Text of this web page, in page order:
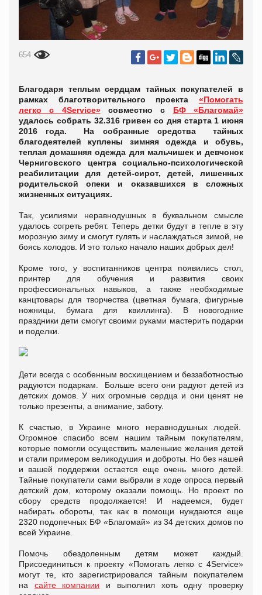
654
Благодаря теплым сердцам тайных покупателей в
рамках благотворительного проекта «Помогать
легко с 4Service»совместно с БФ «Благомай»
удалось собрать 32.316 гривен со дня старта 1 июня
2016 года. На собранные средства тайных
благодеятелей куплены зимняя одежда и обувь,
теплая домашняя одежда для мальчишек и девчонок
Черниговского центра социально-психологической
реабилитации для детей-сирот, детей, лишенных
родительской опеки и оказавшихся в сложных
жизненных ситуациях.
Так, усилиями неравнодушных в буквальном смысле
удалось согреть ребят. Теперь детки будут в тепле в эту
морозную зиму и смогут гулять и наслаждаться зимой, не
боясь холодов. И это только начало наших добрых дел!
Кроме того, у воспитанников центра появились стол,
принтер для обучения и развития своих
профессиональных навыков, а также необходимые
канцтовары для творчества (цветная бумага, фигурные
ножницы, бумага для квиллинга). В новогодние
праздники дети смогут своими руками мастерить подарки
и поделки.
Дети всегда с особенным восхищением и беззаботностью
радуются подаркам. Больше всего они радуют детей из
детских домов. У них огромные сердца и они ценят не
только презенты, а внимание, заботу.
К счастью, в Украине много неравнодушных людей.
Огромное спасибо всем нашим тайным покупателям,
которые помогли осуществить маленькие желания детей
и стали примером великодушия и доброты. Но без нашей
и вашей поддержки остается еще очень много детей.
Тайные покупатели сами выбрали в ходе опроса первый
детский дом, которому оказали помощь. Но проект по
сбору средств продолжается! И надеемся, будет
набирать обороты, так как в помощи нуждаются еще
2320 подопечных БФ «Благомай» из 34 детских домов по
всей Украине.
Помочь обездоленным детям может каждый.
Присоединиться к проекту «Помогать легко с 4Service»
могут те, кто зарегистрировался тайным покупателем
на сайте компании и выполнил хоть одну проверку